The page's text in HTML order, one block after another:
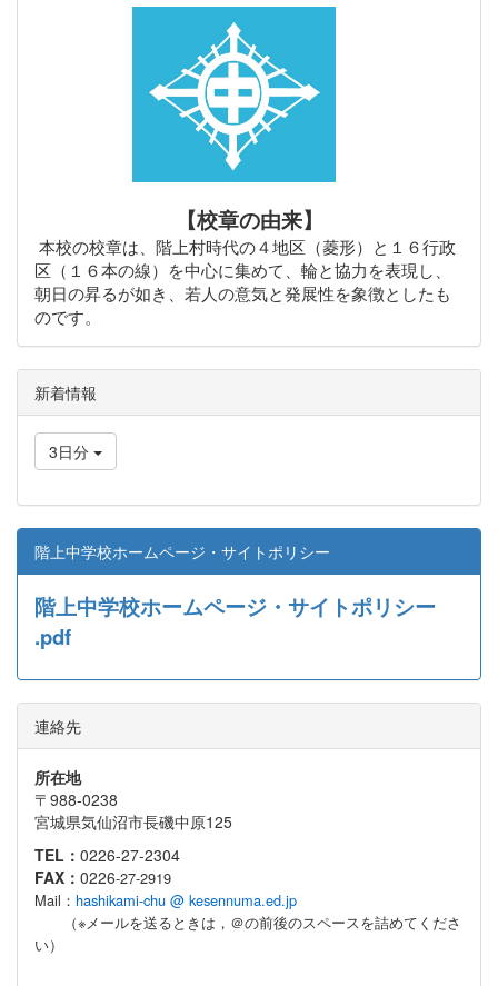
【校章の由来】
本校の校章は、階上村時代の４地区（菱形）と１６行政
区（１６本の線）を中心に集めて、輪と協力を表現し、
朝日の昇るが如き、若人の意気と発展性を象徴としたも
のです。
新着情報
3日分
階上中学校ホームページ・サイトポリシー
階上中学校ホームページ・サイトポリシー
.pdf
連絡先
所在地
〒988-0238
宮城県気仙沼市長磯中原125
TEL： 0226-27-2304
FAX： 0226-27-2919
Mail： hashikami-chu @ kesennuma.ed.jp
（※メールを送るときは，＠の前後のスペースを詰めてくださ
い）